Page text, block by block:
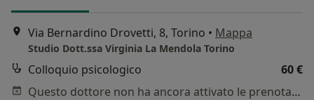
Via Bernardino Drovetti, 8, Torino • Mappa
Studio Dott.ssa Virginia La Mendola Torino
Colloquio psicologico
60 €
Questo dottore non ha ancora attivato le prenotazioni online presso questo indirizzo.